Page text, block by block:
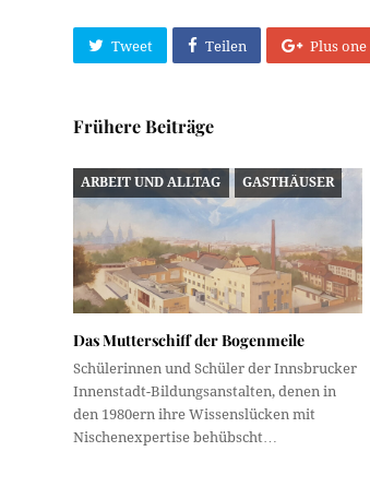
Tweet Teilen Plus one
Frühere Beiträge
ARBEIT UND ALLTAG GASTHÄUSER
Das Mutterschiff der Bogenmeile
Schülerinnen und Schüler der Innsbrucker
Innenstadt-Bildungsanstalten, denen in
den 1980ern ihre Wissenslücken mit
Nischenexpertise behübscht…